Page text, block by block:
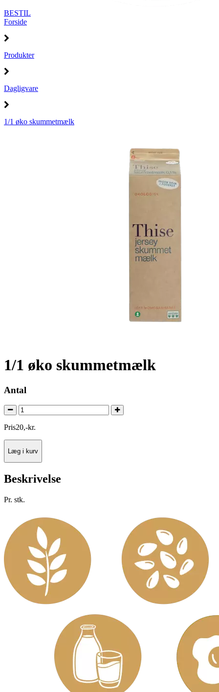
BESTIL
Forside
Produkter
Dagligvare
1/1 øko skummetmælk
1/1 øko skummetmælk
Antal
Pris20,-kr.
Læg i kurv
Beskrivelse
Pr. stk.